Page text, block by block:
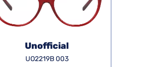
Unofficial
UO2219B 003